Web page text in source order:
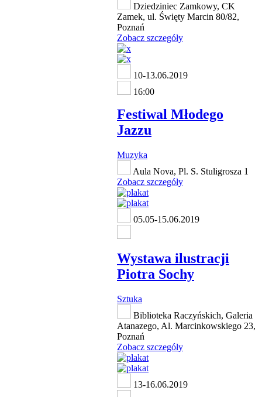
Dziedziniec Zamkowy, CK
Zamek, ul. Święty Marcin 80/82,
Poznań
Zobacz szczegóły
10-13.06.2019
16:00
Festiwal Młodego
Jazzu
Muzyka
Aula Nova, Pl. S. Stuligrosza 1
Zobacz szczegóły
05.05-15.06.2019
Wystawa ilustracji
Piotra Sochy
Sztuka
Biblioteka Raczyńskich, Galeria
Atanazego, Al. Marcinkowskiego 23,
Poznań
Zobacz szczegóły
13-16.06.2019